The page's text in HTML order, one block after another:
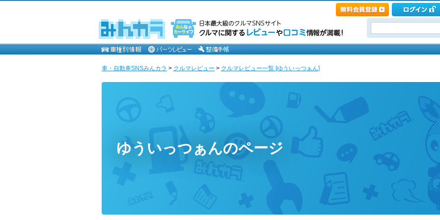
車・自動車SNSみんカラ > クルマレビュー > クルマレビュー一覧 [ゆういっつぁん]
ゆういっつぁんのページ